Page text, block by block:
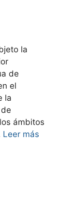
la
de
el
la
ámbitos
Leer más